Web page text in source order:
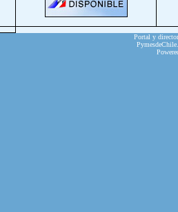
Portal y